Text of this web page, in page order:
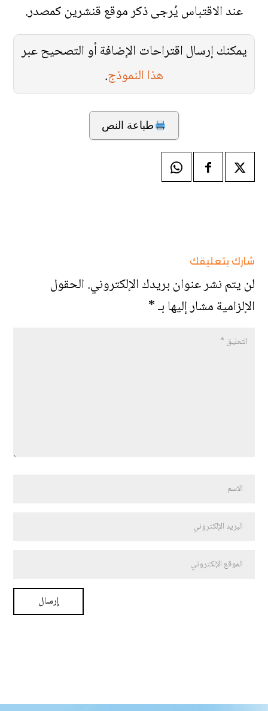
عند الاقتباس يُرجى ذكر موقع قنشرين كمصدر.
يمكنك إرسال اقتراحات الإضافة أو التصحيح عبر
هذا النموذج.
طباعة النص
شارك بتعليقك
لن يتم نشر عنوان بريدك الإلكتروني.الحقول
الإلزامية مشار إليها بـ*